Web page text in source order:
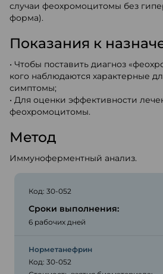
случаи феохромоцитомы без
форма).
Показания к
• Чтобы поставить диагноз
кого наблюдаются характерные
симптомы;
• Для оценки эффективности
феохромоцитомы.
Метод
Иммуноферментный анализ.
Код: 30-052
Сроки выполнения:
6 рабочих дней
Норметанефрин
Код: 30-052